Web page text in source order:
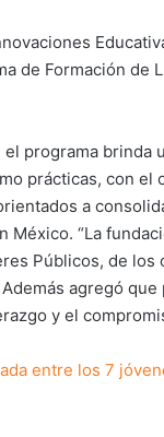
de Formación de
programa brinda
prácticas, con el
a
“La
Públicos, de los
agregó
y el
entre los 7